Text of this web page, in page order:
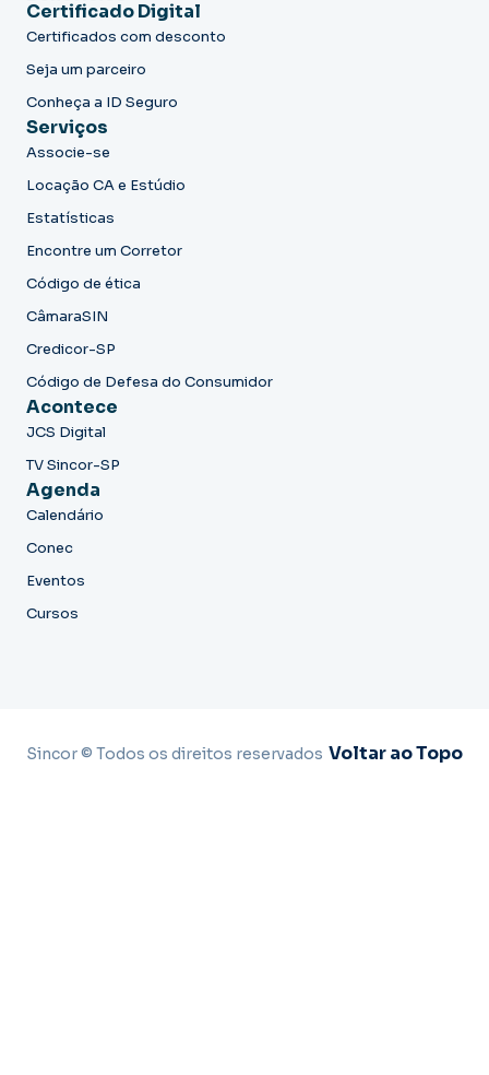
Certificado Digital
Certificados com desconto
Seja um parceiro
Conheça a ID Seguro
Serviços
Associe-se
Locação CA e Estúdio
Estatísticas
Encontre um Corretor
Código de ética
CâmaraSIN
Credicor-SP
Código de Defesa do Consumidor
Acontece
JCS Digital
TV Sincor-SP
Agenda
Calendário
Conec
Eventos
Cursos
Sincor © Todos os direitos reservados Voltar ao Topo